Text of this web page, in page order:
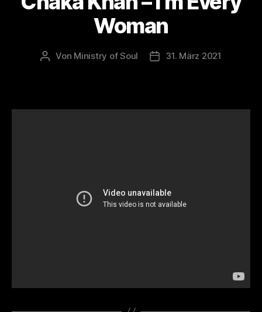
Woman
Beitragsautor
Von Ministry of Soul Veröffentlichungsdatum
31. März 2021